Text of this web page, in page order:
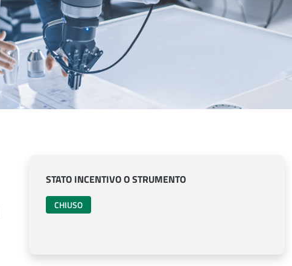
STATO INCENTIVO O STRUMENTO
CHIUSO